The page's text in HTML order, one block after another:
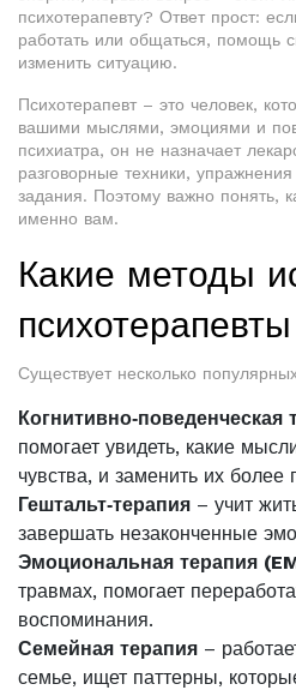
психотерапевту? Ответ прост:
работать или общаться, помощь
изменить ситуацию.
Психотерапевт – это человек,
вашими мыслями, эмоциями и
психиатра, он не назначает
разговорные техники,
задания. Поэтому важно понять,
именно вам.
Какие методы
психотерапевты
Существует несколько
Когнитивно‑поведенческая
помогает увидеть, какие
чувства, и заменить их более
Гештальт‑терапия – учит
завершать незаконченные
Эмоциональная терапия
травмах, помогает
воспоминания.
Семейная терапия –
семье, ищет паттерны,